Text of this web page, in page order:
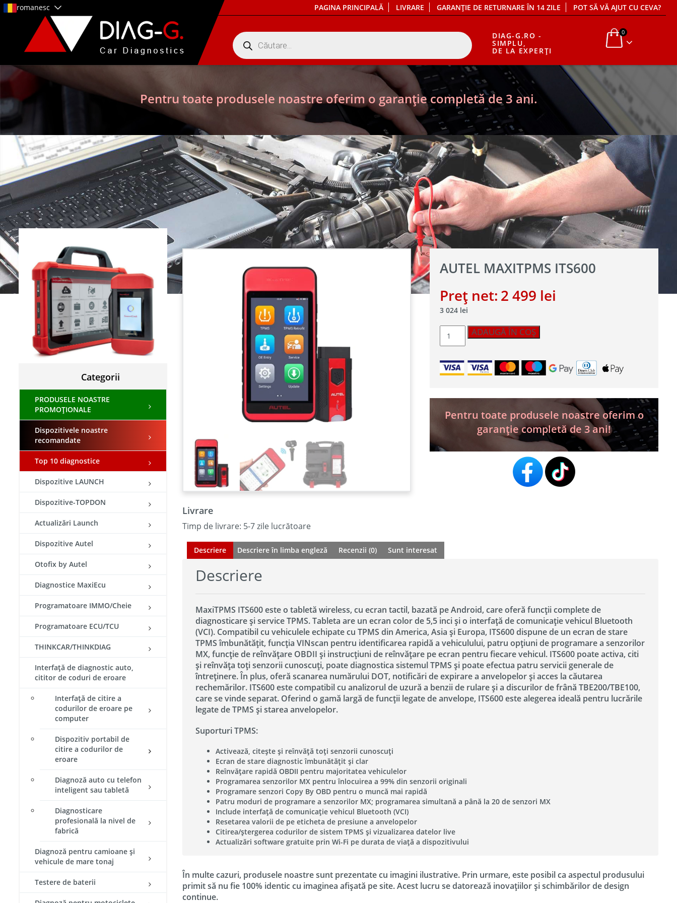
romanesc PAGINA PRINCIPALĂ LIVRARE GARANȚIE DE RETURNARE ÎN 14 ZILE POT SĂ VĂ AJUT CU CEVA?
Products
search
DIAG-G.RO -
SIMPLU,
DE LA EXPERȚI
0
Pentru toate produsele noastre oferim o garanție completă de 3 ani.
Categorii
PRODUSELE NOASTRE
PROMOȚIONALE
Dispozitivele noastre
recomandate
Top 10 diagnostice
Dispozitive LAUNCH
Dispozitive-TOPDON
Actualizări Launch
Dispozitive Autel
Otofix by Autel
Diagnostice MaxiEcu
Programatoare IMMO/Cheie
Programatoare ECU/TCU
THINKCAR/THINKDIAG
Interfață de diagnostic auto,
cititor de coduri de eroare
Interfață de citire a
codurilor de eroare pe
computer
Dispozitiv portabil de
citire a codurilor de
eroare
Diagnoză auto cu telefon
inteligent sau tabletă
Diagnosticare
profesională la nivel de
fabrică
Diagnoză pentru camioane și
vehicule de mare tonaj
Testere de baterii
AUTEL MAXITPMS ITS600
Preț net: 2 499 lei
3 024 lei
Cantitate
Autel
ITS600
ADAUGĂ ÎN COȘ
Pentru toate produsele noastre oferim o
garanție completă de 3 ani!
Livrare
Timp de livrare: 5-7 zile lucrătoare
Descriere Descriere în limba engleză Recenzii (0) Sunt interesat
Descriere
MaxiTPMS ITS600 este o tabletă wireless, cu ecran tactil, bazată pe Android, care oferă funcții complete de
diagnosticare și service TPMS. Tableta are un ecran color de 5,5 inci și o interfață de comunicație vehicul Bluetooth
(VCI). Compatibil cu vehiculele echipate cu TPMS din America, Asia și Europa, ITS600 dispune de un ecran de stare
TPMS îmbunătățit, funcția VINscan pentru identificarea rapidă a vehiculului, patru opțiuni de programare a senzorilor
MX, funcție de reînvățare OBDII și instrucțiuni de reînvățare pe ecran pentru fiecare vehicul. ITS600 poate activa, citi
și reînvăța toți senzorii cunoscuți, poate diagnostica sistemul TPMS și poate efectua patru servicii generale de
întreținere. În plus, oferă scanarea numărului DOT, notificări de expirare a anvelopelor și acces la căutarea
rechemărilor. ITS600 este compatibil cu analizorul de uzură a benzii de rulare și a discurilor de frână TBE200/TBE100,
care se vinde separat. Oferind o gamă largă de funcții legate de anvelope, ITS600 este alegerea ideală pentru lucrările
legate de TPMS și starea anvelopelor.
Suporturi TPMS:
Activează, citește și reînvăță toți senzorii cunoscuți
Ecran de stare diagnostic îmbunătățit și clar
Reînvățare rapidă OBDII pentru majoritatea vehiculelor
Programarea senzorilor MX pentru înlocuirea a 99% din senzorii originali
Programare senzori Copy By OBD pentru o muncă mai rapidă
Patru moduri de programare a senzorilor MX; programarea simultană a până la 20 de senzori MX
Include interfață de comunicație vehicul Bluetooth (VCI)
Resetarea valorii de pe eticheta de presiune a anvelopelor
Citirea/ștergerea codurilor de sistem TPMS și vizualizarea datelor live
Actualizări software gratuite prin Wi-Fi pe durata de viață a dispozitivului
În multe cazuri, produsele noastre sunt prezentate cu imagini ilustrative. Prin urmare, este posibil ca aspectul produsului
primit să nu fie 100% identic cu imaginea afișată pe site. Acest lucru se datorează inovațiilor și schimbărilor de design
continue.